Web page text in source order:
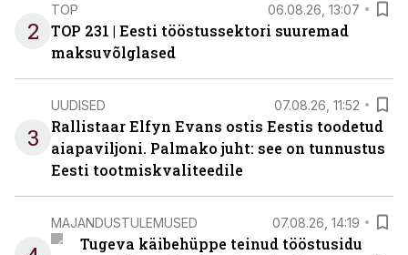
2
TOP 06.08.26, 13:07
TOP 231 | Eesti tööstussektori suuremad
maksuvõlglased
3
UUDISED 07.08.26, 11:52
Rallistaar Elfyn Evans ostis Eestis toodetud
aiapaviljoni. Palmako juht: see on tunnustus
Eesti tootmiskvaliteedile
MAJANDUSTULEMUSED 07.08.26, 14:19
Tugeva käibehüppe teinud tööstusidu